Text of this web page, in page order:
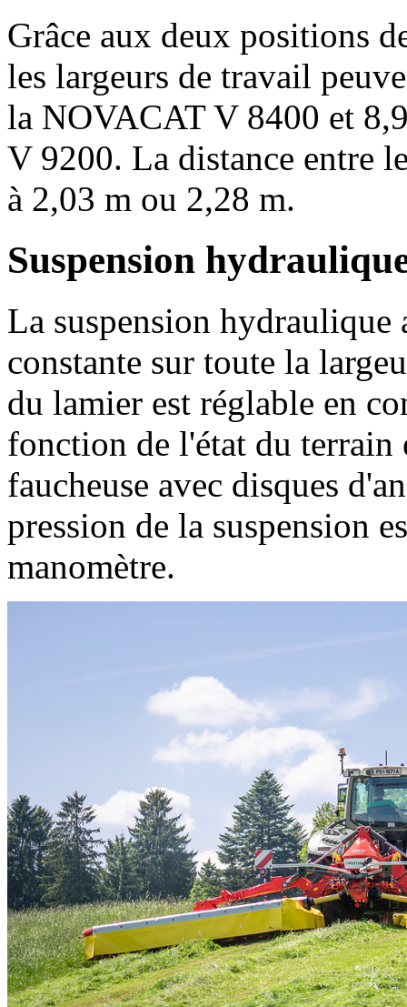
Grâce aux deux positions
les largeurs de travail
la NOVACAT V 8400 et
V 9200. La distance entre
à 2,03 m ou 2,28 m.
Suspension
La suspension hydraulique
constante sur toute la
du lamier est réglable en
fonction de l'état du terrain
faucheuse avec disques
pression de la suspension
manomètre.